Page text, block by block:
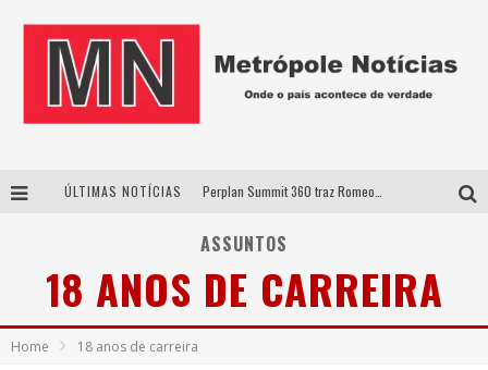
ÚLTIMAS NOTÍCIAS
Uberlândia recebe estreia nacional de espetáculo inspirado em episódio marcante da vida de Friedrich Nietzsche
Agosto Dourado: apoio, informação e acolhimento fortalecem o sucesso da amamentação
ASSUNTOS
18 ANOS DE CARREIRA
Home 18 anos de carreira